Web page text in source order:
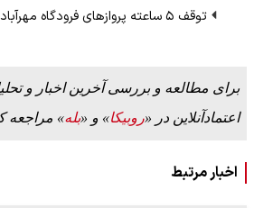
توقف ۵ ساعته پروازهای فرودگاه مهرآباد
برای مطالعه و بررسی آخرین اخبار و
اعتمادآنلاین در «روبیکا» و «بله» مراجعه
اخبار مرتبط